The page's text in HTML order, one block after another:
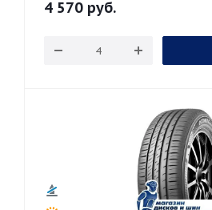
4 570 руб.